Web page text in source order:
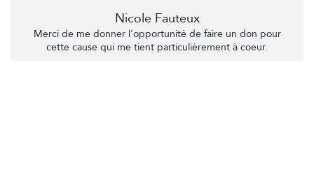
Nicole Fauteux
Merci de me donner l'opportunité de faire un don pour
cette cause qui me tient particulièrement à coeur.